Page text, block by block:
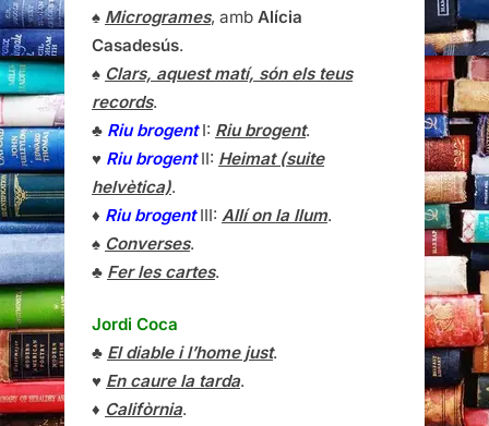
♠ Microgrames, amb Alícia
Casadesús.
♠ Clars, aquest matí, són els teus
records.
♣ Riu brogentI: Riu brogent.
♥ Riu brogentII: Heimat (suite
helvètica).
♦ Riu brogentIII: Allí on la llum.
♠ Converses.
♣ Fer les cartes.
Jordi Coca
♣ El diable i l’home just.
♥ En caure la tarda.
♦ Califòrnia.